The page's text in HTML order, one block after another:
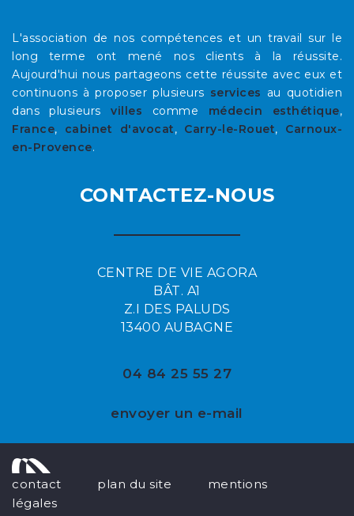
L'association de nos compétences et un travail sur le
long terme ont mené nos clients à la réussite.
Aujourd'hui nous partageons cette réussite avec eux et
continuons à proposer plusieurs services au quotidien
dans plusieursvilles comme médecin esthétique,
France, cabinet d'avocat, Carry-le-Rouet, Carnoux-
en-Provence.
CONTACTEZ-NOUS
CENTRE DE VIE AGORA
BÂT. A1
Z.I DES PALUDS
13400 AUBAGNE
04 84 25 55 27
envoyer un e-mail
contact plan du site
mentions
légales